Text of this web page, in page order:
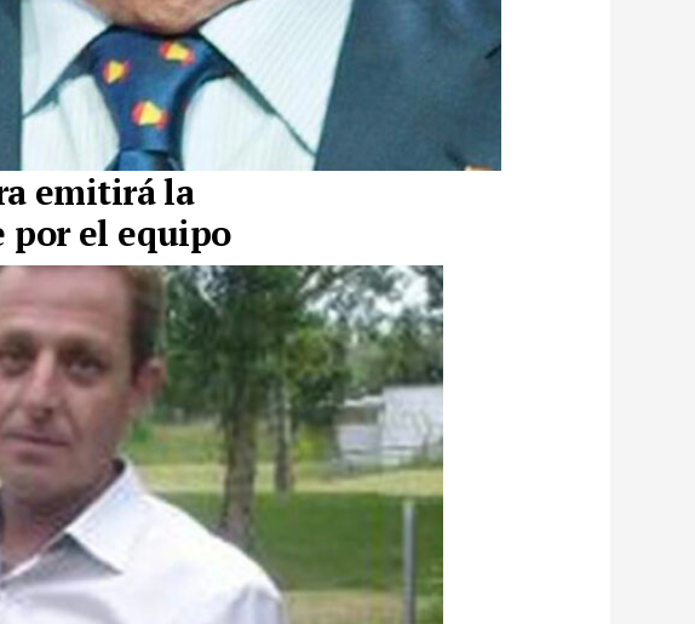
emitirá la
por el equipo